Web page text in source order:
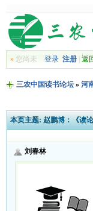
»您尚未 登录 注册| 返
三农中国读书论坛» 河
本页主题: 赵鹏博：《读
刘春林